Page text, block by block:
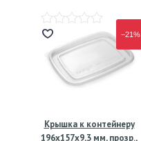
−21%
Крышка к контейнеру
196х157х9,3 мм, прозр.,